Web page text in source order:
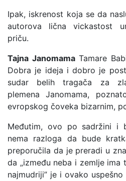
Ipak, iskrenost koja se da
autorova lična vickastost
priču.
Tajna JanomamaTamare
Dobra je ideja i dobro je
sudar belih tragača za
plemena Janomama,
evropskog čoveka bizarnim,
Međutim, ovo po sadržini i
nema razloga da bude
preporučila da je preradi u
da „između neba i zemlje ima
najmudriji” je i ovako